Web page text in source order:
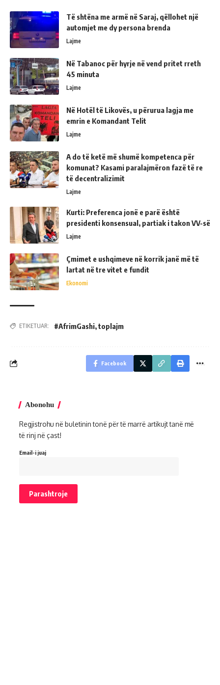
Të shtëna me armë në Saraj, qëllohet një
automjet me dy persona brenda
Lajme
Në Tabanoc për hyrje në vend pritet rreth
45 minuta
Lajme
Në Hotël të Likovës, u përurua lagja me
emrin e Komandant Telit
Lajme
A do të ketë më shumë kompetenca për
komunat? Kasami paralajmëron fazë të re
të decentralizimit
Lajme
Kurti: Preferenca jonë e parë është
presidenti konsensual, partiak i takon VV-së
Lajme
Çmimet e ushqimeve në korrik janë më të
lartat në tre vitet e fundit
Ekonomi
ETIKETUAR: #AfrimGashi,toplajm
Facebook
Abonohu
Regjistrohu në buletinin tonë për të marrë artikujt tanë më
të rinj në çast!
Email-i juaj